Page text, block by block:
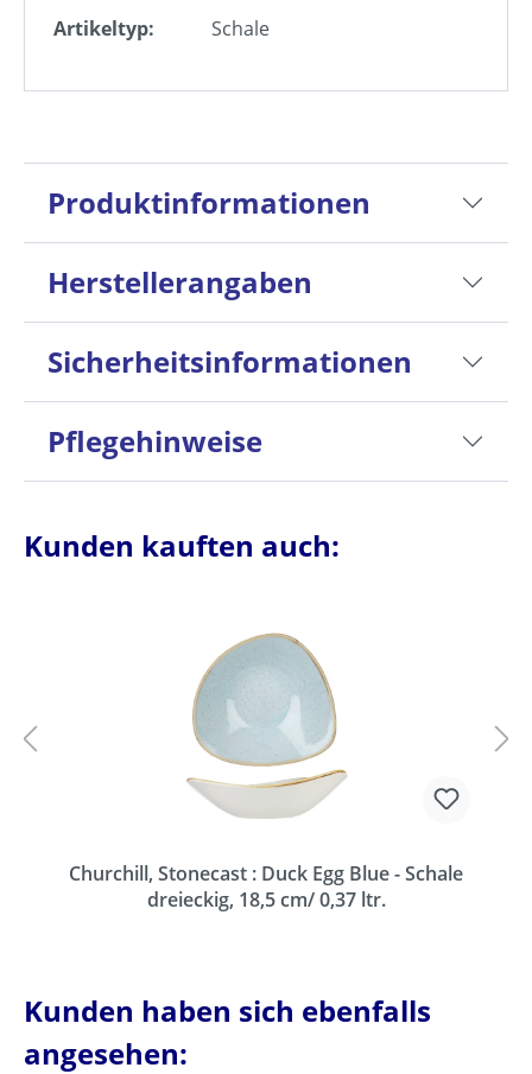
Artikeltyp:
Schale
Produktinformationen
Herstellerangaben
Sicherheitsinformationen
Pflegehinweise
Kunden kauften auch:
Churchill, Stonecast : Duck Egg Blue - Schale
dreieckig, 18,5 cm/ 0,37 ltr.
Kunden haben sich ebenfalls
angesehen: